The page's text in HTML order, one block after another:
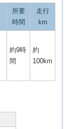
所要
時間
走行
km
約9時
間
約
100km